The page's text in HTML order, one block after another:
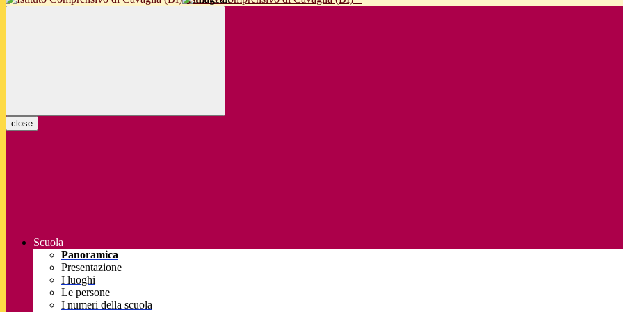
close
Scuola
Panoramica
Presentazione
I luoghi
Le persone
I numeri della scuola